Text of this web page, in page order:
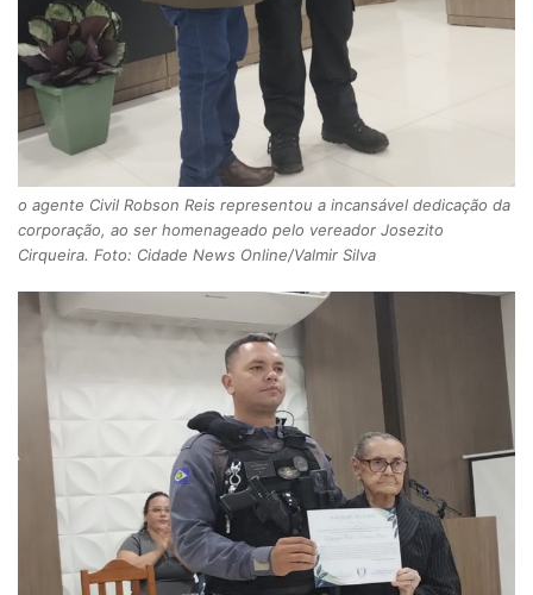
o agente Civil Robson Reis representou a incansável dedicação da
corporação, ao ser homenageado pelo vereador Josezito
Cirqueira. Foto: Cidade News Online/Valmir Silva